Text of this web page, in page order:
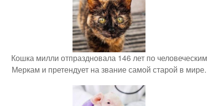
Кошка милли отпраздновала 146 лет по человеческим
Меркам и претендует на звание самой старой в мире.